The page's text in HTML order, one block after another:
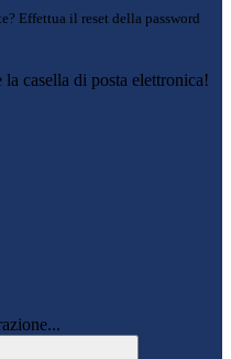
Effettua il reset della password
casella di posta elettronica!